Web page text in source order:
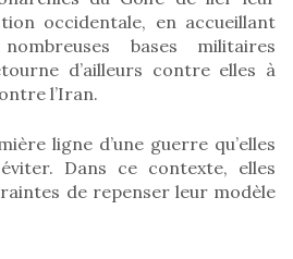
occidentale, en accueillant
bases militaires
d’ailleurs contre elles à
l’Iran.
ligne d’une guerre qu’elles
Dans ce contexte, elles
de repenser leur modèle